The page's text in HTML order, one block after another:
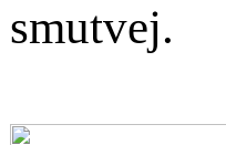
smutvej.